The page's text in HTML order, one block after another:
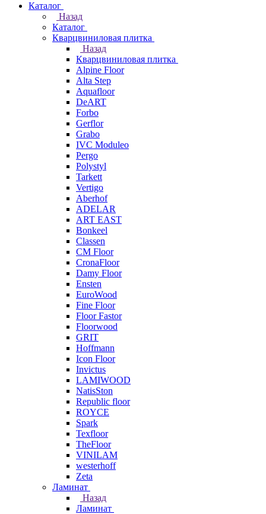
Каталог
Назад
Каталог
Кварцвиниловая плитка
Назад
Кварцвиниловая плитка
Alpine Floor
Alta Step
Aquafloor
DeART
Forbo
Gerflor
Grabo
IVC Moduleo
Pergo
Polystyl
Tarkett
Vertigo
Aberhof
ADELAR
ART EAST
Bonkeel
Classen
CM Floor
CronaFloor
Damy Floor
Ensten
EuroWood
Fine Floor
Floor Fastor
Floorwood
GRIT
Hoffmann
Icon Floor
Invictus
LAMIWOOD
NatisSton
Republic floor
ROYCE
Spark
Texfloor
TheFloor
VINILAM
westerhoff
Zeta
Ламинат
Назад
Ламинат